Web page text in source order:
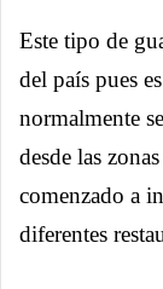
Este tipo de
del país pues
normalmente
desde las
comenzado a
diferentes